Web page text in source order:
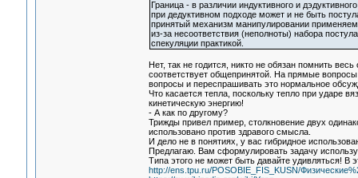
Граница - в различии индуктивного и
при дедуктивном подходе может и не быть
принятый механизм манипулировании
из-за несоответствия (неполноты) набора
спекуляции практикой.
Нет, так не годится, никто не обязан помнить
соответствует общепринятой. На прямые
вопросы и переспрашивать это нормальное
Что касается тепла, поскольку тепло при ударе
кинетическую энергию!
- А как по другому?
Трижды привел пример, столкновение двух
использовано против здравого смысла.
И дело не в понятиях, у вас гибридное
Предлагаю. Вам сформулировать задачу
Типа этого не может быть давайте удивляться! В
http://ens.tpu.ru/POSOBIE_FIS_KUSN/